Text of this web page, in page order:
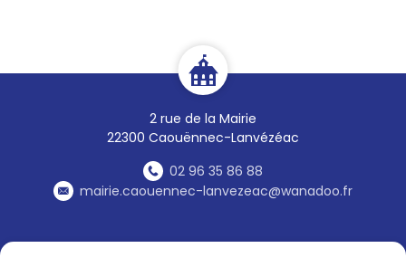
2 rue de la Mairie
22300 Caouënnec-Lanvézéac
02 96 35 86 88
mairie.caouennec-lanvezeac@wanadoo.fr